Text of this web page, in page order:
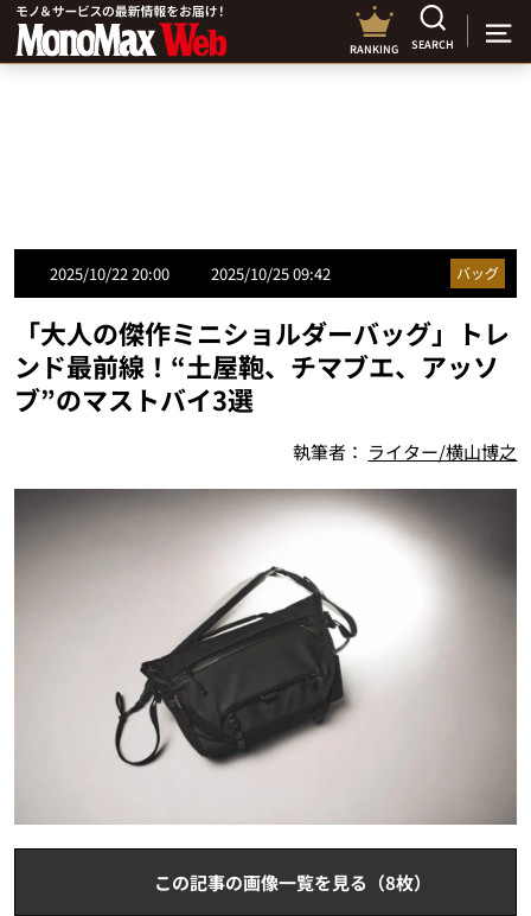
RANKING SEARCH
2025/10/22 20:00 2025/10/25 09:42 バッグ
「大人の傑作ミニショルダーバッグ」トレ
ンド最前線！“土屋鞄、チマブエ、アッソ
ブ”のマストバイ3選
執筆者： ライター/横山博之
この記事の画像一覧を見る（8枚）